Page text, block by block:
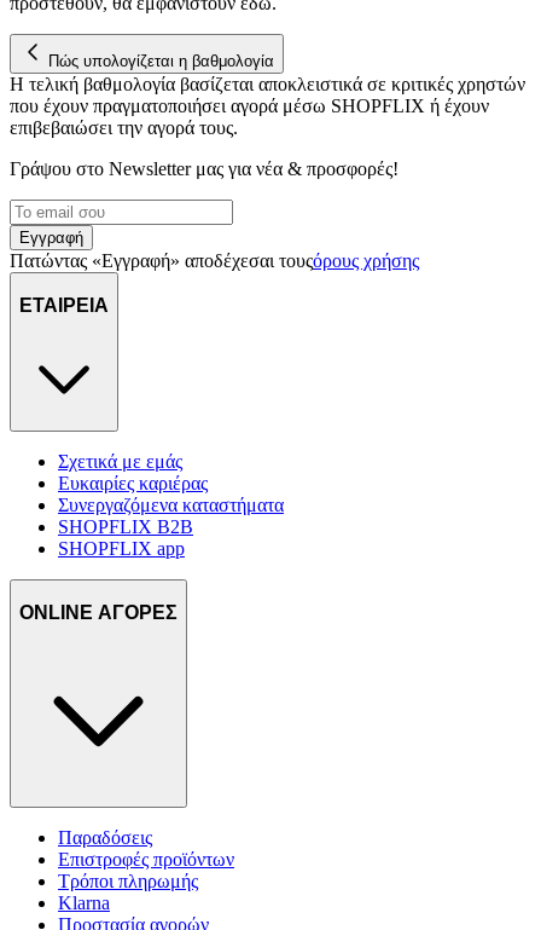
Πώς υπολογίζεται η βαθμολογία
Η τελική βαθμολογία βασίζεται αποκλειστικά σε κριτικές χρηστών
που έχουν πραγματοποιήσει αγορά μέσω SHOPFLIX ή έχουν
επιβεβαιώσει την αγορά τους.
Γράψου στο Νewsletter μας για νέα & προσφορές!
Εγγραφή
Πατώντας «Εγγραφή» αποδέχεσαι τουςόρους χρήσης
ΕΤΑΙΡΕΙΑ
Σχετικά με εμάς
Ευκαιρίες καριέρας
Συνεργαζόμενα καταστήματα
SHOPFLIX B2B
SHOPFLIX app
ONLINE ΑΓΟΡΕΣ
Παραδόσεις
Επιστροφές προϊόντων
Τρόποι πληρωμής
Klarna
Προστασία αγορών